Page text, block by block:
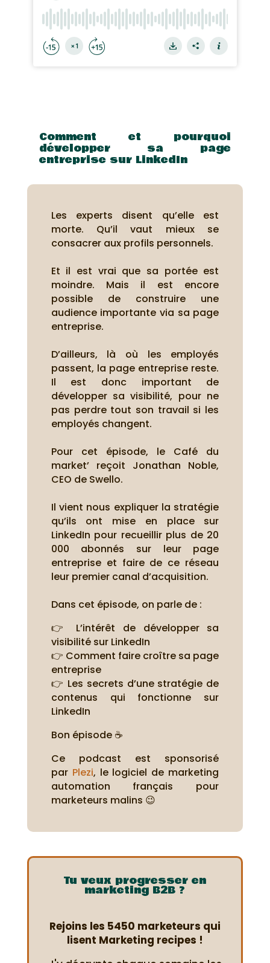
Comment et pourquoi
développer sa page
entreprise sur LinkedIn
Les experts disent qu’elle est
morte. Qu’il vaut mieux se
consacrer aux profils personnels.
Et il est vrai que sa portée est
moindre. Mais il est encore
possible de construire une
audience importante via sa page
entreprise.
D’ailleurs, là où les employés
passent, la page entreprise reste.
Il est donc important de
développer sa visibilité, pour ne
pas perdre tout son travail si les
employés changent.
Pour cet épisode, le Café du
market’ reçoit Jonathan Noble,
CEO de Swello.
Il vient nous expliquer la stratégie
qu’ils ont mise en place sur
LinkedIn pour recueillir plus de 20
000 abonnés sur leur page
entreprise et faire de ce réseau
leur premier canal d’acquisition.
Dans cet épisode, on parle de :
👉 L’intérêt de développer sa
visibilité sur LinkedIn
👉 Comment faire croître sa page
entreprise
👉 Les secrets d’une stratégie de
contenus qui fonctionne sur
LinkedIn
Bon épisode ☕
Ce podcast est sponsorisé
par Plezi, le logiciel de marketing
automation français pour
marketeurs malins 😉
Tu veux progresser en
marketing B2B ?
Rejoins les 5450 marketeurs qui
lisent Marketing recipes !